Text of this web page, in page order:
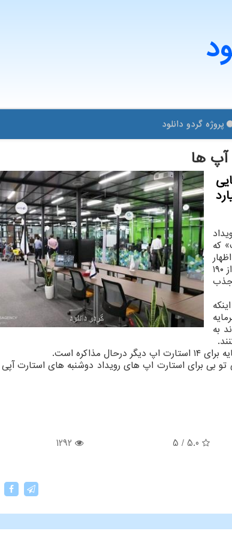
پروژه گردو دانلود
آپ ها
میزان 50 میلیارد
که
داشت: بواسطه برگزاری ۲۸ رویداد دوشنبه استارت اپی، بیش از ۱۹۰
جذب
به
در طول این مدت بیش از ۳۶۰ جلسه بی تو بی برای استارت اپ های رویداد دوشنبه های
5.0
/
5
1292